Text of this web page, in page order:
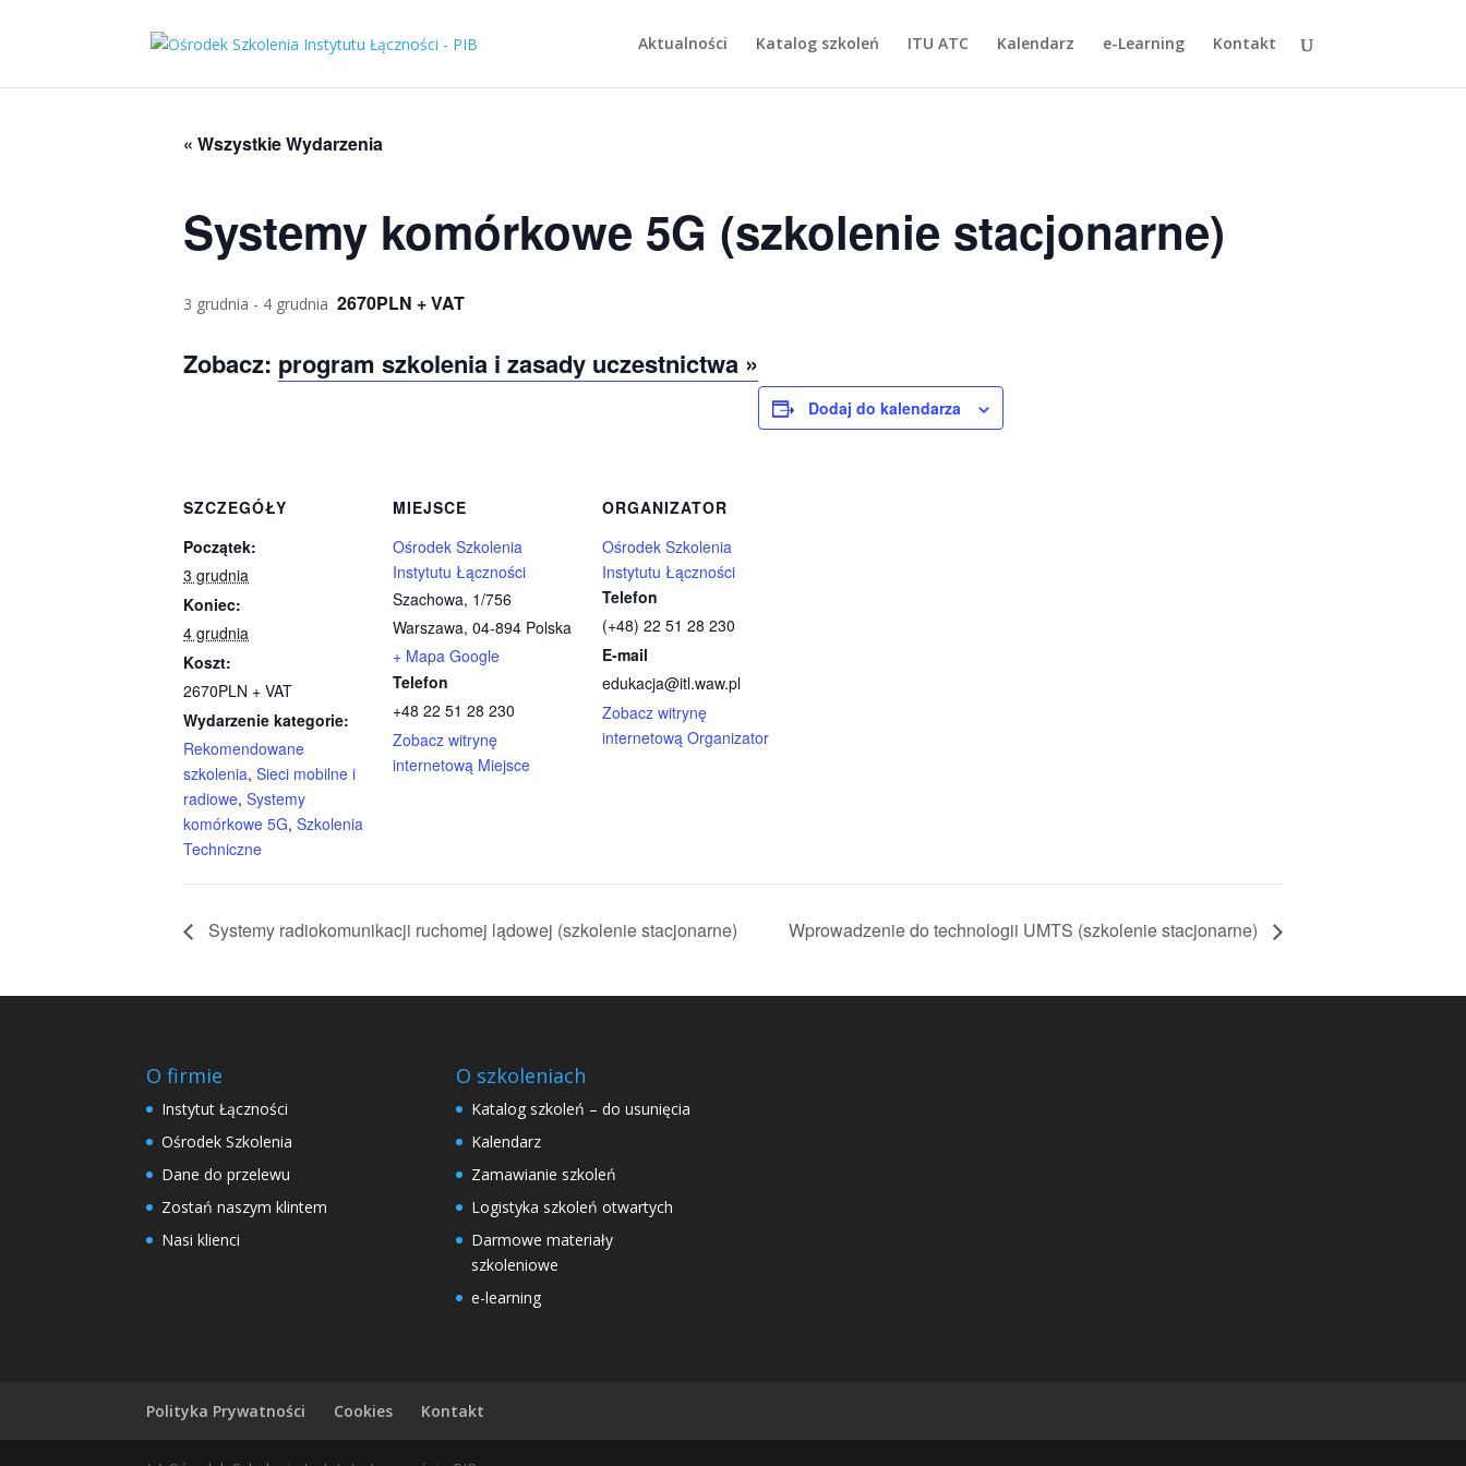
Aktualności Katalog szkoleń ITU ATC Kalendarz e-Learning Kontakt
« Wszystkie Wydarzenia
Systemy komórkowe 5G (szkolenie stacjonarne)
3 grudnia - 4 grudnia 2670PLN + VAT
Zobacz: program szkolenia i zasady uczestnictwa »
Dodaj do kalendarza
SZCZEGÓŁY
Początek:
3 grudnia
Koniec:
4 grudnia
Koszt:
2670PLN + VAT
Wydarzenie kategorie:
Rekomendowane
szkolenia, Sieci mobilne i
radiowe, Systemy
komórkowe 5G, Szkolenia
Techniczne
MIEJSCE
Ośrodek Szkolenia
Instytutu Łączności
Szachowa, 1/756
Warszawa, 04-894 Polska
+ Mapa Google
Telefon
+48 22 51 28 230
Zobacz witrynę
internetową Miejsce
ORGANIZATOR
Ośrodek Szkolenia
Instytutu Łączności
Telefon
(+48) 22 51 28 230
E-mail
edukacja@itl.waw.pl
Zobacz witrynę
internetową Organizator
Systemy radiokomunikacji ruchomej lądowej (szkolenie stacjonarne) Wprowadzenie do technologii UMTS (szkolenie stacjonarne)
O firmie
Instytut Łączności
Ośrodek Szkolenia
Dane do przelewu
Zostań naszym klintem
Nasi klienci
O szkoleniach
Katalog szkoleń – do usunięcia
Kalendarz
Zamawianie szkoleń
Logistyka szkoleń otwartych
Darmowe materiały
szkoleniowe
e-learning
Polityka Prywatności Cookies Kontakt